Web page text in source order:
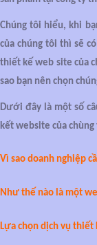
Chúng tôi hiểu, khi
của chúng tôi thì sẽ
thiết kế web site của
sao bạn nên chọn
Dưới đây là một số
kết website của chùng
Vì sao doanh nghiệp
Như thế nào là một
Lựa chọn dịch vụ